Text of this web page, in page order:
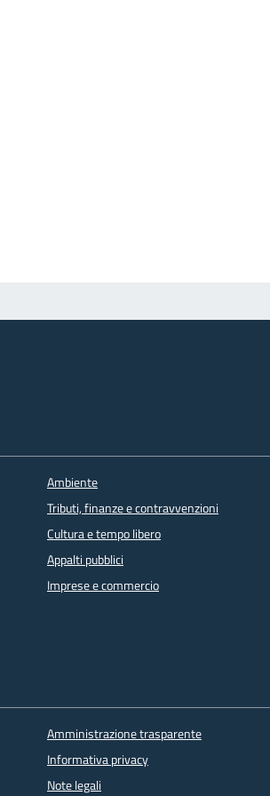
Ambiente
Tributi, finanze e contravvenzioni
Cultura e tempo libero
Appalti pubblici
Imprese e commercio
Amministrazione trasparente
Informativa privacy
Note legali